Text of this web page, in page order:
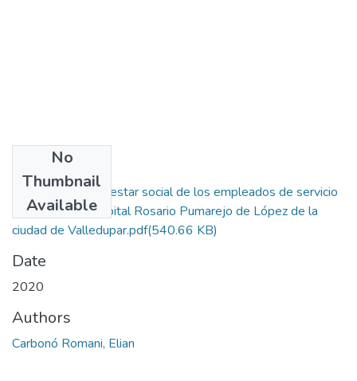
No
Thumbnail
Available
Afectación al bienestar social de los empleados de servicio
general en el hospital Rosario Pumarejo de López de la
ciudad de Valledupar.pdf(540.66 KB)
Date
2020
Authors
Carbonó Romani, Elian